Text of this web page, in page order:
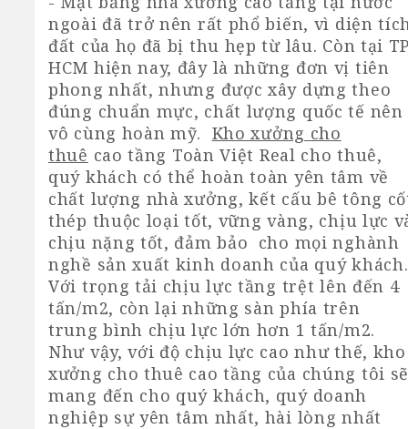
ngoài đã trở nên rất phổ biến, vì diện
đất của họ đã bị thu hẹp từ lâu. Còn tại
HCM hiện nay, đây là những đơn vị tiên
phong nhất, nhưng được xây dựng theo
đúng chuẩn mực, chất lượng quốc tế nên
vô cùng hoàn mỹ. Kho xưởng cho
thuê cao tầng Toàn Việt Real cho thuê,
quý khách có thể hoàn toàn yên tâm về
chất lượng nhà xưởng, kết cấu bê tông
thép thuộc loại tốt, vững vàng, chịu lực
chịu nặng tốt, đảm bảo cho mọi nghành
nghề sản xuất kinh doanh của quý khách.
Với trọng tải chịu lực tầng trệt lên đến 4
tấn/m2, còn lại những sàn phía trên
trung bình chịu lực lớn hơn 1 tấn/m2.
Như vậy, với độ chịu lực cao như thế, kho
xưởng cho thuê cao tầng của chúng tôi sẽ
mang đến cho quý khách, quý doanh
nghiệp sự yên tâm nhất, hài lòng nhất